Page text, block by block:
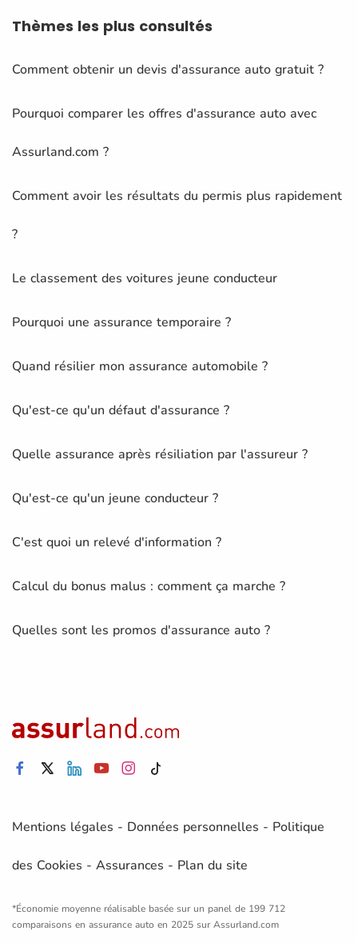
Thèmes les plus consultés
Comment obtenir un devis d'assurance auto gratuit ?
Pourquoi comparer les offres d'assurance auto avec
Assurland.com ?
Comment avoir les résultats du permis plus rapidement
?
Le classement des voitures jeune conducteur
Pourquoi une assurance temporaire ?
Quand résilier mon assurance automobile ?
Qu'est-ce qu'un défaut d'assurance ?
Quelle assurance après résiliation par l'assureur ?
Qu'est-ce qu'un jeune conducteur ?
C'est quoi un relevé d'information ?
Calcul du bonus malus : comment ça marche ?
Quelles sont les promos d'assurance auto ?
Mentions légales - Données personnelles - Politique
des Cookies - Assurances - Plan du site
*Économie moyenne réalisable basée sur un panel de 199 712
comparaisons en assurance auto en 2025 sur Assurland.com